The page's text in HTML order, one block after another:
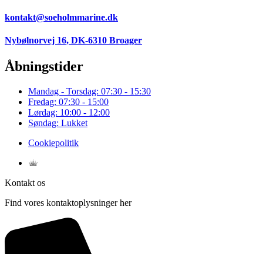
kontakt@soeholmmarine.dk
Nybølnorvej 16, DK-6310 Broager
Åbningstider
Mandag - Torsdag: 07:30 - 15:30
Fredag: 07:30 - 15:00
Lørdag: 10:00 - 12:00
Søndag: Lukket
Cookiepolitik
Kontakt os
Find vores kontaktoplysninger her